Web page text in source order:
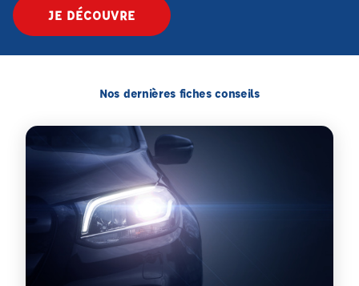
JE DÉCOUVRE
Nos dernières fiches conseils